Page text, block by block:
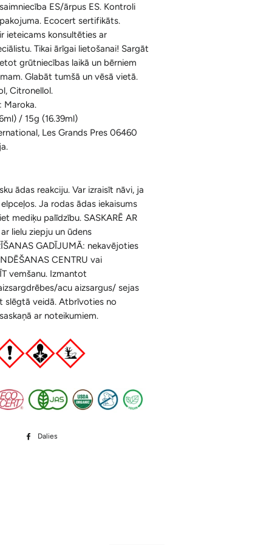
Konusi ar krītošu dūmu efektu un
Aksesuāri
Aromātiskās Briketes un Aksesuāri
Sveķi un Aksesuāri
Majmor
Korķa Bloki
Spilventiņi Acīm
Ķermenim
Sejai
ES/ārpus ES. Kontroli
Ecocert sertifikāts.
ieteicams konsultēties ar
Tikai ārīgai lietošanai! Sargāt
grūtniecības laikā un bērniem
Glabāt tumšā un vēsā vietā.
Citronellol.
Maroka.
/ 15g (16.39ml)
Les Grands Pres 06460
ādas reakciju. Var izraisīt nāvi, ja
Ja rodas ādas iekaisums
mediķu palīdzību. SASKARĒ AR
lielu ziepju un ūdens
GADĪJUMĀ: nekavējoties
CENTRU vai
vemšanu. Izmantot
acu aizsargus/ sejas
slēgtā veidā. Atbrīvoties no
ar noteikumiem.
Dalies